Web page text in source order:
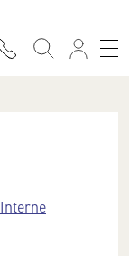
Interne